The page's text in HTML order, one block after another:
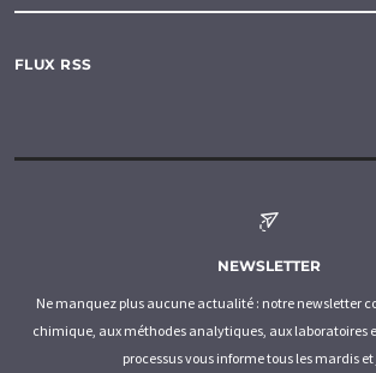
FLUX RSS
NEWSLETTER
Ne manquez plus aucune actualité : notre newsletter
chimique, aux méthodes analytiques, aux laboratoires
processus vous informe tous les mardis